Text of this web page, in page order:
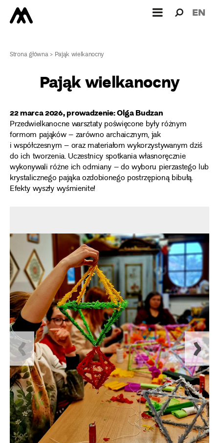
dla: EN
Strona główna> Pająk wielkanocny
Pająk wielkanocny
22 marca 2026, prowadzenie:Olga Budzan
Przedwielkanocne warsztaty poświęcone były różnym
formom pająków – zarówno archaicznym, jak
i współczesnym – oraz materiałom wykorzystywanym dziś
do ich tworzenia. Uczestnicy spotkania własnoręcznie
wykonywali różne ich odmiany – do wyboru pierzastego lub
krystalicznego pająka ozdobionego postrzępioną bibułą.
Efekty wyszły wyśmienite!